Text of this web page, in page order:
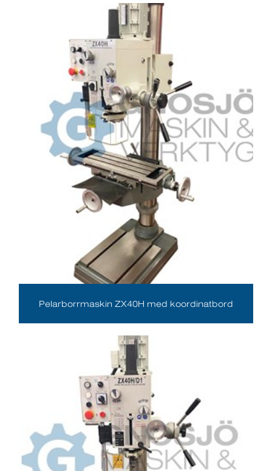
Pelarborrmaskin ZX40H med koordinatbord